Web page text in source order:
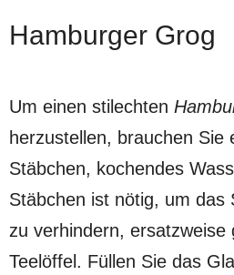
Hamburger Grog
Um einen stilechten
herzustellen, brauchen Sie
Stäbchen, kochendes
Stäbchen ist nötig, um das
zu verhindern, ersatzweise
Teelöffel. Füllen Sie das